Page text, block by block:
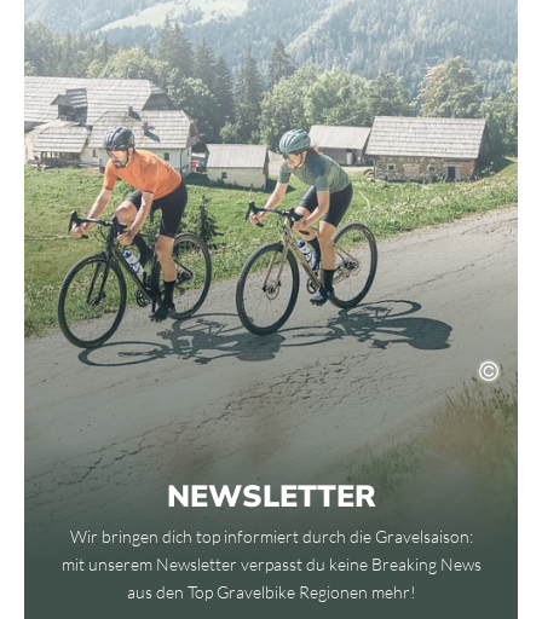
NEWSLETTER
Wir bringen dich top informiert durch die Gravelsaison:
mit unserem Newsletter verpasst du keine Breaking News
aus den Top Gravelbike Regionen mehr!